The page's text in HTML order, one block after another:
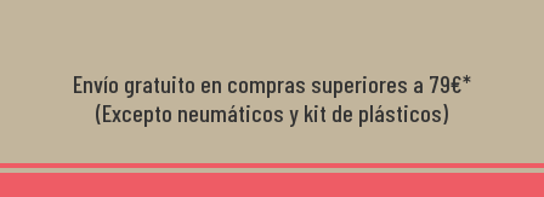
Envío gratuito en compras superiores a 79€*
(Excepto neumáticos y kit de plásticos)